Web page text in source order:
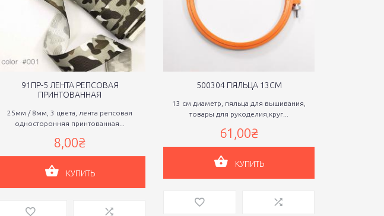
91ПР-5 ЛЕНТА РЕПСОВАЯ
ПРИНТОВАННАЯ
25мм / 8мм, 3 цвета, лента репсовая
односторонняя принтованная...
8,00₴
КУПИТЬ
500304 ПЯЛЬЦА 13СМ
13 см диаметр, пяльца для вышивания,
товары для рукоделия,круг...
61,00₴
КУПИТЬ